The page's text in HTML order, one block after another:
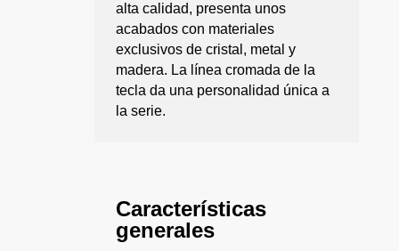
alta calidad, presenta unos
acabados con materiales
exclusivos de cristal, metal y
madera. La línea cromada de la
tecla da una personalidad única a
la serie.
Características
generales